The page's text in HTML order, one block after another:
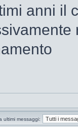
anni il
ultimi messaggi: